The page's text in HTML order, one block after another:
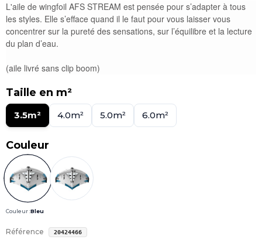
L'aile de wingfoil AFS STREAM est pensée pour s’adapter à tous
les styles. Elle s’efface quand il le faut pour vous laisser vous
concentrer sur la pureté des sensations, sur l’équilibre et la lecture
du plan d’eau.
(aile livré sans clip boom)
Taille en m²
3.5m² 4.0m² 5.0m² 6.0m²
Couleur
Couleur :Bleu
Référence 20424466